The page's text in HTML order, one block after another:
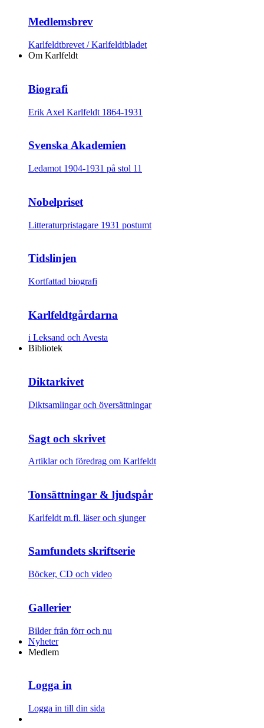
Medlemsbrev
Karlfeldtbrevet / Karlfeldtbladet
Om Karlfeldt
Biografi
Erik Axel Karlfeldt 1864-1931
Svenska Akademien
Ledamot 1904-1931 på stol 11
Nobelpriset
Litteraturpristagare 1931 postumt
Tidslinjen
Kortfattad biografi
Karlfeldtgårdarna
i Leksand och Avesta
Bibliotek
Diktarkivet
Diktsamlingar och översättningar
Sagt och skrivet
Artiklar och föredrag om Karlfeldt
Tonsättningar & ljudspår
Karlfeldt m.fl. läser och sjunger
Samfundets skriftserie
Böcker, CD och video
Gallerier
Bilder från förr och nu
Nyheter
Medlem
Logga in
Logga in till din sida